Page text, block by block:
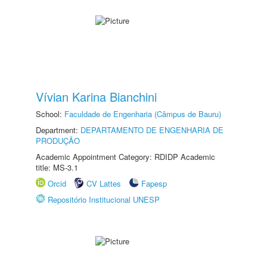
Vívian Karina Bianchini
School: Faculdade de Engenharia (Câmpus de Bauru)
Department: DEPARTAMENTO DE ENGENHARIA DE
PRODUÇÃO
Academic Appointment Category: RDIDP Academic
title: MS-3.1
Orcid
CV Lattes
Fapesp
Repositório Institucional UNESP